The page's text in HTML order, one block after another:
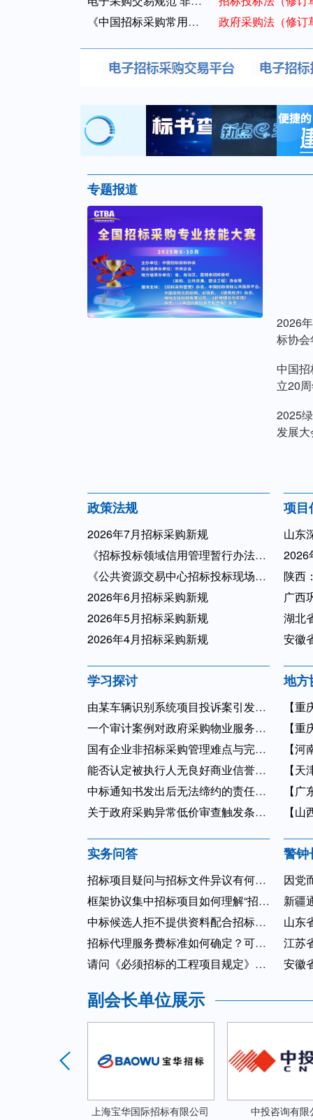
《中国招标采购常用法规选编（2020）》...
政府采购法（修订
专题报道
2026
标协
中国
立20
2025
发展大
政策法规
2026年7月招标采购新规
《招标投标领域信用管理暂行办法》 2026年第44号令
《公共资源交易中心招标投标现场管理暂行办法》2026年第43号令 ...
2026年6月招标采购新规
2026年5月招标采购新规
2026年4月招标采购新规
项目
山东
2026
陕西
广西
湖北
安徽
学习探讨
由某车辆识别系统项目投诉案引发的探讨
一个审计案例对政府采购物业服务项目的警示
国有企业非招标采购管理难点与完善措施
能否认定被执行人无良好商业信誉禁止其参加政府采购
中标通知书发出后无法缔约的责任界定与案例解析
关于政府采购异常低价审查触发条件及审查效果分析
地方
【
【
【
【
【
【
实务问答
招标项目疑问与招标文件异议有何区别？点对点回答疑问是否会造成...
框架协议集中招标项目如何理解“招标人应当确定排名第一的中标候...
中标候选人拒不提供资料配合招标人对异议事项进行答复，能否取消...
招标代理服务费标准如何确定？可以由中标人支付吗？
请问《必须招标的工程项目规定》的效力等级是什么？违反该规定中...
警钟
因党
新疆
山东
江苏
安徽
副会长单位展示
中投咨询有限公司 中铁物贸集团